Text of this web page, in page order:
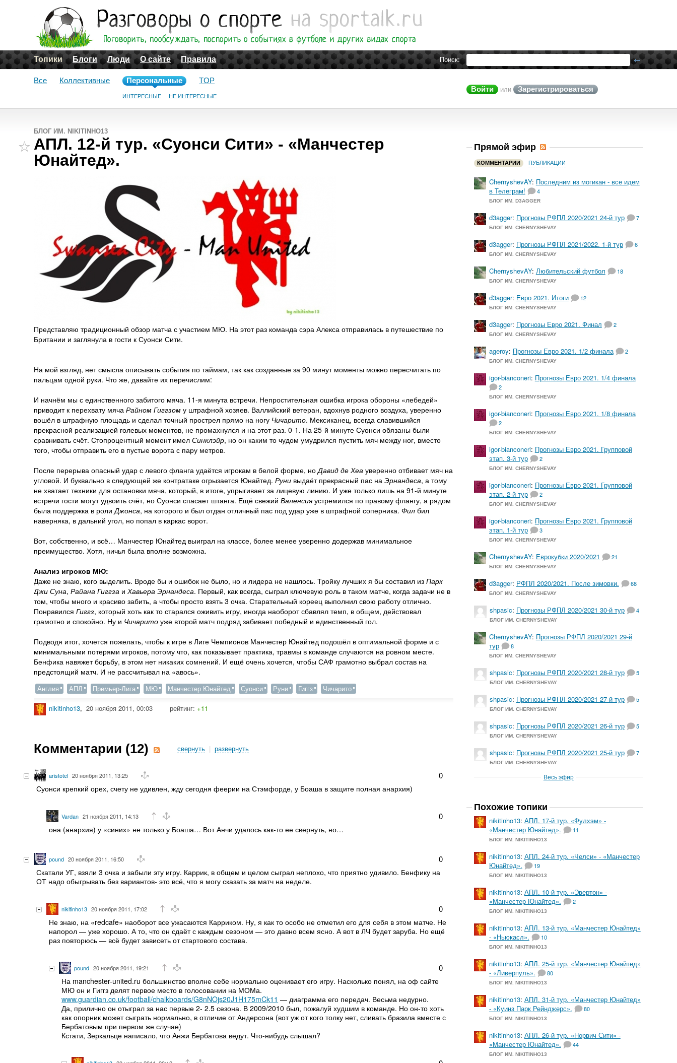
Поиск:
Топики Блоги Люди О сайте Правила
Войти или Зарегистрироваться
Все Коллективные Персональные
ИНТЕРЕСНЫЕ НЕ ИНТЕРЕСНЫЕ
TOP
БЛОГ ИМ. NIKITINHO13
АПЛ. 12-й тур. «Суонси Сити» - «Манчестер
Юнайтед».
Представляю традиционный обзор матча с участием МЮ. На этот раз команда сэра Алекса отправилась в путешествие по
Британии и заглянула в гости к Суонси Сити.
На мой взгляд, нет смысла описывать события по таймам, так как созданные за 90 минут моменты можно пересчитать по
пальцам одной руки. Что же, давайте их перечислим:
И начнём мы с единственного забитого мяча. 11-я минута встречи. Непростительная ошибка игрока обороны «лебедей»
приводит к перехвату мячаРайном Гиггзом у штрафной хозяев. Валлийский ветеран, вдохнув родного воздуха, уверенно
вошёл в штрафную площадь и сделал точный прострел прямо на ногу Чичарито. Мексиканец, всегда славившийся
прекрасной реализацией голевых моментов, не промахнулся и на этот раз. 0-1. На 25-й минуте Суонси обязаны были
сравнивать счёт. Стопроцентный момент имелСинклэйр, но он каким то чудом умудрился пустить мяч между ног, вместо
того, чтобы отправить его в пустые ворота с пару метров.
После перерыва опасный удар с левого фланга удаётся игрокам в белой форме, ноДавид де Хеа уверенно отбивает мяч на
угловой. И буквально в следующей же контратаке огрызается Юнайтед.Руни выдаёт прекрасный пас наЭрнандеса, а тому
не хватает техники для остановки мяча, который, в итоге, упрыгивает за лицевую линию. И уже только лишь на 91-й минуте
встречи гости могут удвоить счёт, но Суонси спасает штанга. Ещё свежийВаленсияустремился по правому флангу, а рядом
была поддержка в ролиДжонса, на которого и был отдан отличный пас под удар уже в штрафной соперника.Фил бил
наверняка, в дальний угол, но попал в каркас ворот.
Вот, собственно, и всё… Манчестер Юнайтед выиграл на классе, более менее уверенно додержав минимальное
преимущество. Хотя, ничья была вполне возможна.
Анализ игроков МЮ:
Даже не знаю, кого выделить. Вроде бы и ошибок не было, но и лидера не нашлось. Тройку лучших я бы составил изПарк
Джи Суна,Райана Гиггза иХавьера Эрнандеса. Первый, как всегда, сыграл ключевую роль в таком матче, когда задачи не в
том, чтобы много и красиво забить, а чтобы просто взять 3 очка. Старательный кореец выполнил свою работу отлично.
ПонравилсяГиггз, который хоть как то старался оживить игру, иногда наоборот сбавлял темп, в общем, действовал
грамотно и спокойно. Ну и Чичарито уже второй матч подряд забивает победный и единственный гол.
Подводя итог, хочется пожелать, чтобы к игре в Лиге Чемпионов Манчестер Юнайтед подошёл в оптимальной форме и с
минимальными потерями игроков, потому что, как показывает практика, травмы в команде случаются на ровном месте.
Бенфика навяжет борьбу, в этом нет никаких сомнений. И ещё очень хочется, чтобы САФ грамотно выбрал состав на
предстоящий матч. И не рассчитывал на «авось».
Англия АПЛ Премьер-Лига МЮ Манчестер Юнайтед Суонси Руни Гиггз Чичарито
nikitinho13, 20 ноября 2011, 00:03 рейтинг:+11
Комментарии (12) свернуть |развернуть
aristotel 20 ноября 2011, 13:25 0
Суонси крепкий орех, счету не удивлен, жду сегодня феерии на Стэмфорде, у Боаша в защите полная анархия)
Vardan 21 ноября 2011, 14:13 0
она (анархия) у «синих» не только у Боаша… Вот Анчи удалось как-то ее свернуть, но…
pound 20 ноября 2011, 16:50 0
Скатали УГ, взяли 3 очка и забыли эту игру. Каррик, в общем и целом сыграл неплохо, что приятно удивило. Бенфику на
ОТ надо обыгрывать без вариантов- это всё, что я могу сказать за матч на неделе.
nikitinho13 20 ноября 2011, 17:02 0
Не знаю, на «redcafe» наоборот все ужасаются Карриком. Ну, я как то особо не отметил его для себя в этом матче. Не
напорол — уже хорошо. А то, что он сдаёт с каждым сезоном — это давно всем ясно. А вот в ЛЧ будет заруба. Но ещё
раз повторюсь — всё будет зависеть от стартового состава.
pound 20 ноября 2011, 19:21 0
На manchester-united.ru большинство вполне себе нормально оценивает его игру. Насколько понял, на оф сайте
МЮ он и Гиггз делят первое место в голосовании на МОМа.
www.guardian.co.uk/football/chalkboards/G8nNOjs20J1H175mCk11 — диаграмма его передач. Весьма недурно.
Да, прилично он отыграл за нас первые 2- 2.5 сезона. В 2009/2010 был, пожалуй худшим в команде. Но он-то хоть
как опорник может сыграть нормально, в отличие от Андерсона (вот уж от кого толку нет, сливать бразила вместе с
Бербатовым при первом же случае)
Кстати, Зеркальце написало, что Анжи Бербатова ведут. Что-нибудь слышал?
Прямой эфир
КОММЕНТАРИИ ПУБЛИКАЦИИ
ChernyshevAY: Последним из могикан - все идем
в Телеграм!
4
БЛОГ ИМ. D3AGGER
d3agger: Прогнозы РФПЛ 2020/2021 24-й тур 7
БЛОГ ИМ. CHERNYSHEVAY
d3agger: Прогнозы РФПЛ 2021/2022. 1-й тур 6
БЛОГ ИМ. CHERNYSHEVAY
ChernyshevAY: Любительский футбол 18
БЛОГ ИМ. CHERNYSHEVAY
d3agger: Евро 2021. Итоги 12
БЛОГ ИМ. CHERNYSHEVAY
d3agger: Прогнозы Евро 2021. Финал 2
БЛОГ ИМ. CHERNYSHEVAY
ageroy: Прогнозы Евро 2021. 1/2 финала 2
БЛОГ ИМ. CHERNYSHEVAY
igor-bianconeri: Прогнозы Евро 2021. 1/4 финала
2
БЛОГ ИМ. CHERNYSHEVAY
igor-bianconeri: Прогнозы Евро 2021. 1/8 финала
2
БЛОГ ИМ. CHERNYSHEVAY
igor-bianconeri: Прогнозы Евро 2021. Групповой
этап. 3-й тур
2
БЛОГ ИМ. CHERNYSHEVAY
igor-bianconeri: Прогнозы Евро 2021. Групповой
этап. 2-й тур
2
БЛОГ ИМ. CHERNYSHEVAY
igor-bianconeri: Прогнозы Евро 2021. Групповой
этап. 1-й тур
3
БЛОГ ИМ. CHERNYSHEVAY
ChernyshevAY: Еврокубки 2020/2021 21
БЛОГ ИМ. CHERNYSHEVAY
d3agger: РФПЛ 2020/2021. После зимовки. 68
БЛОГ ИМ. CHERNYSHEVAY
shpasic: Прогнозы РФПЛ 2020/2021 30-й тур 4
БЛОГ ИМ. CHERNYSHEVAY
ChernyshevAY: Прогнозы РФПЛ 2020/2021 29-й
тур
8
БЛОГ ИМ. CHERNYSHEVAY
shpasic: Прогнозы РФПЛ 2020/2021 28-й тур 5
БЛОГ ИМ. CHERNYSHEVAY
shpasic: Прогнозы РФПЛ 2020/2021 27-й тур 5
БЛОГ ИМ. CHERNYSHEVAY
shpasic: Прогнозы РФПЛ 2020/2021 26-й тур 5
БЛОГ ИМ. CHERNYSHEVAY
shpasic: Прогнозы РФПЛ 2020/2021 25-й тур 7
БЛОГ ИМ. CHERNYSHEVAY
Весь эфир
Похожие топики
nikitinho13: АПЛ. 17-й тур. «Фулхэм» -
«Манчестер Юнайтед».
11
БЛОГ ИМ. NIKITINHO13
nikitinho13: АПЛ. 24-й тур. «Челси» - «Манчестер
Юнайтед».
19
БЛОГ ИМ. NIKITINHO13
nikitinho13: АПЛ. 10-й тур. «Эвертон» -
«Манчестер Юнайтед».
2
БЛОГ ИМ. NIKITINHO13
nikitinho13: АПЛ. 13-й тур. «Манчестер Юнайтед»
- «Ньюкасл».
10
БЛОГ ИМ. NIKITINHO13
nikitinho13: АПЛ. 25-й тур. «Манчестер Юнайтед»
- «Ливерпуль».
80
БЛОГ ИМ. NIKITINHO13
nikitinho13: АПЛ. 31-й тур. «Манчестер Юнайтед»
- «Куинз Парк Рейнджерс».
80
БЛОГ ИМ. NIKITINHO13
nikitinho13: АПЛ. 26-й тур. «Норвич Сити» -
«Манчестер Юнайтед».
44
БЛОГ ИМ. NIKITINHO13